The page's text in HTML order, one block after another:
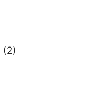
(2)